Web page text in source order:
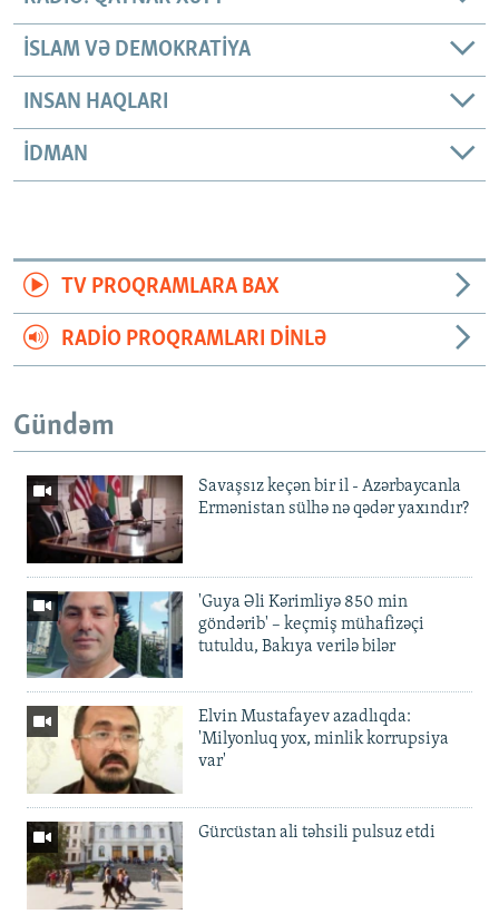
İSLAM VƏ DEMOKRATIYA
INSAN HAQLARI
İDMAN
TV PROQRAMLARA BAX
RADIO PROQRAMLARI DINLƏ
Gündəm
Savaşsız keçən bir il - Azərbaycanla
Ermənistan sülhə nə qədər yaxındır?
'Guya Əli Kərimliyə 850 min
göndərib' – keçmiş mühafizəçi
tutuldu, Bakıya verilə bilər
Elvin Mustafayev azadlıqda:
'Milyonluq yox, minlik korrupsiya
var'
Gürcüstan ali təhsili pulsuz etdi